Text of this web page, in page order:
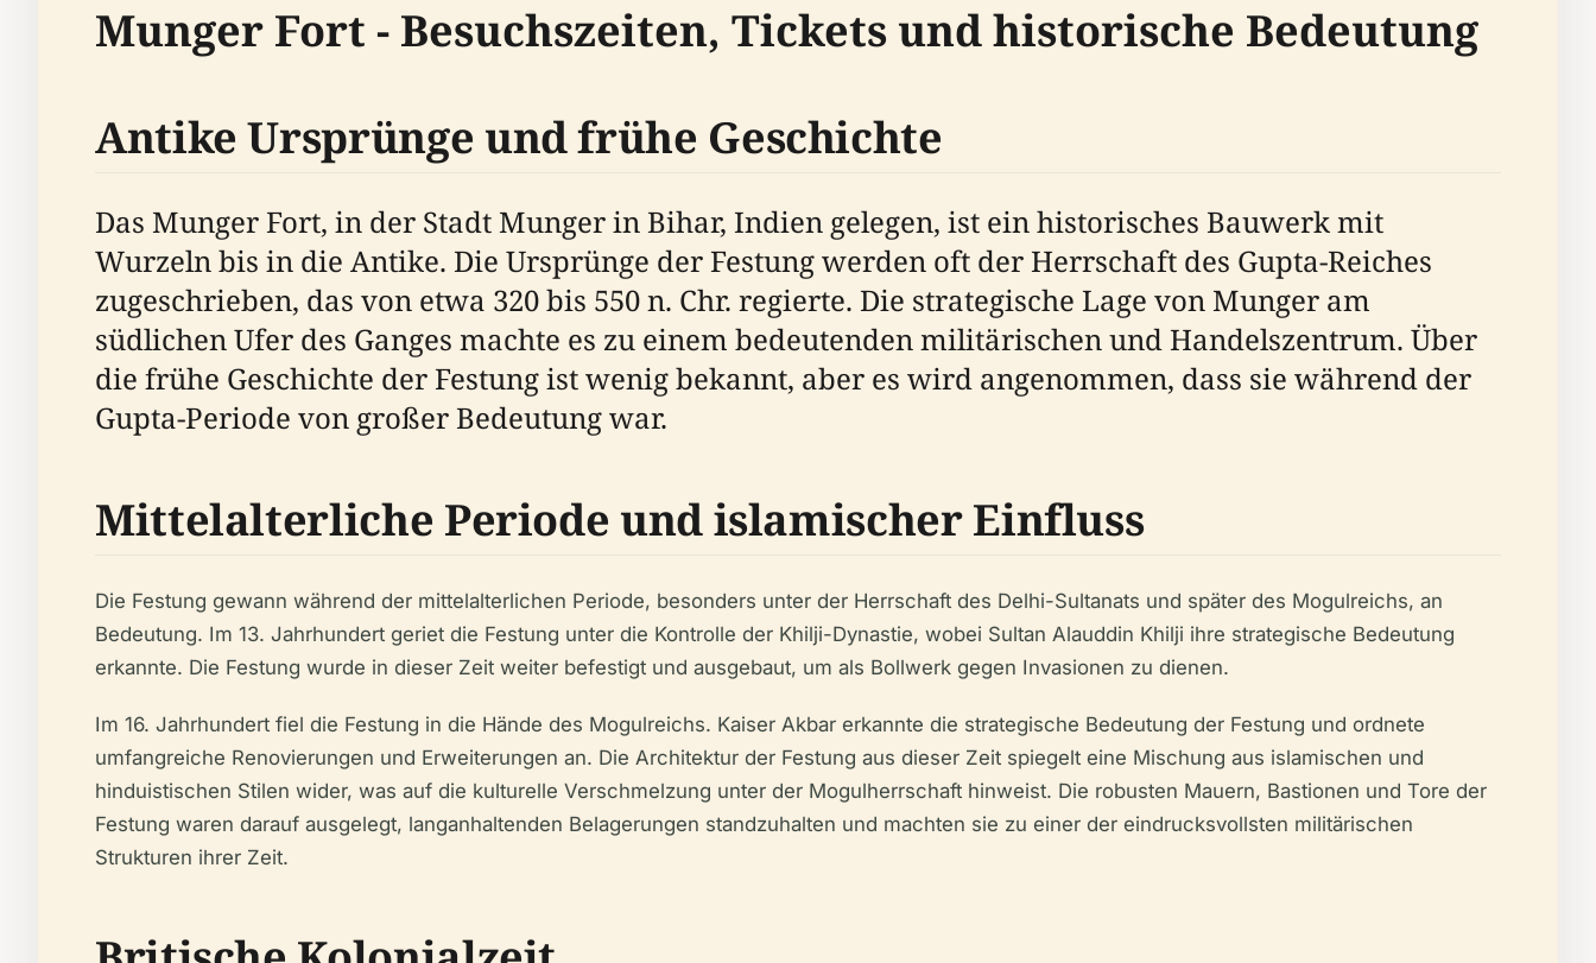
Munger Fort - Besuchszeiten, Tickets und historische Bedeutung
Antike Ursprünge und frühe Geschichte
Das Munger Fort, in der Stadt Munger in Bihar, Indien gelegen, ist ein historisches Bauwerk mit
Wurzeln bis in die Antike. Die Ursprünge der Festung werden oft der Herrschaft des Gupta-Reiches
zugeschrieben, das von etwa 320 bis 550 n. Chr. regierte. Die strategische Lage von Munger am
südlichen Ufer des Ganges machte es zu einem bedeutenden militärischen und Handelszentrum. Über
die frühe Geschichte der Festung ist wenig bekannt, aber es wird angenommen, dass sie während der
Gupta-Periode von großer Bedeutung war.
Mittelalterliche Periode und islamischer Einfluss
Die Festung gewann während der mittelalterlichen Periode, besonders unter der Herrschaft des Delhi-Sultanats und später des Mogulreichs, an
Bedeutung. Im 13. Jahrhundert geriet die Festung unter die Kontrolle der Khilji-Dynastie, wobei Sultan Alauddin Khilji ihre strategische Bedeutung
erkannte. Die Festung wurde in dieser Zeit weiter befestigt und ausgebaut, um als Bollwerk gegen Invasionen zu dienen.
Im 16. Jahrhundert fiel die Festung in die Hände des Mogulreichs. Kaiser Akbar erkannte die strategische Bedeutung der Festung und ordnete
umfangreiche Renovierungen und Erweiterungen an. Die Architektur der Festung aus dieser Zeit spiegelt eine Mischung aus islamischen und
hinduistischen Stilen wider, was auf die kulturelle Verschmelzung unter der Mogulherrschaft hinweist. Die robusten Mauern, Bastionen und Tore der
Festung waren darauf ausgelegt, langanhaltenden Belagerungen standzuhalten und machten sie zu einer der eindrucksvollsten militärischen
Strukturen ihrer Zeit.